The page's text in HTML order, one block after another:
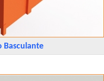
Basculante